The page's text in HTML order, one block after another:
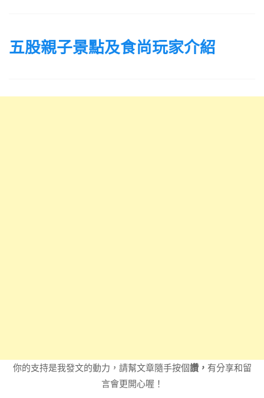
五股親子景點及食尚玩家介紹
你的支持是我發文的動力，請幫文章隨手按個讚， 有分享和留
言會更開心喔！